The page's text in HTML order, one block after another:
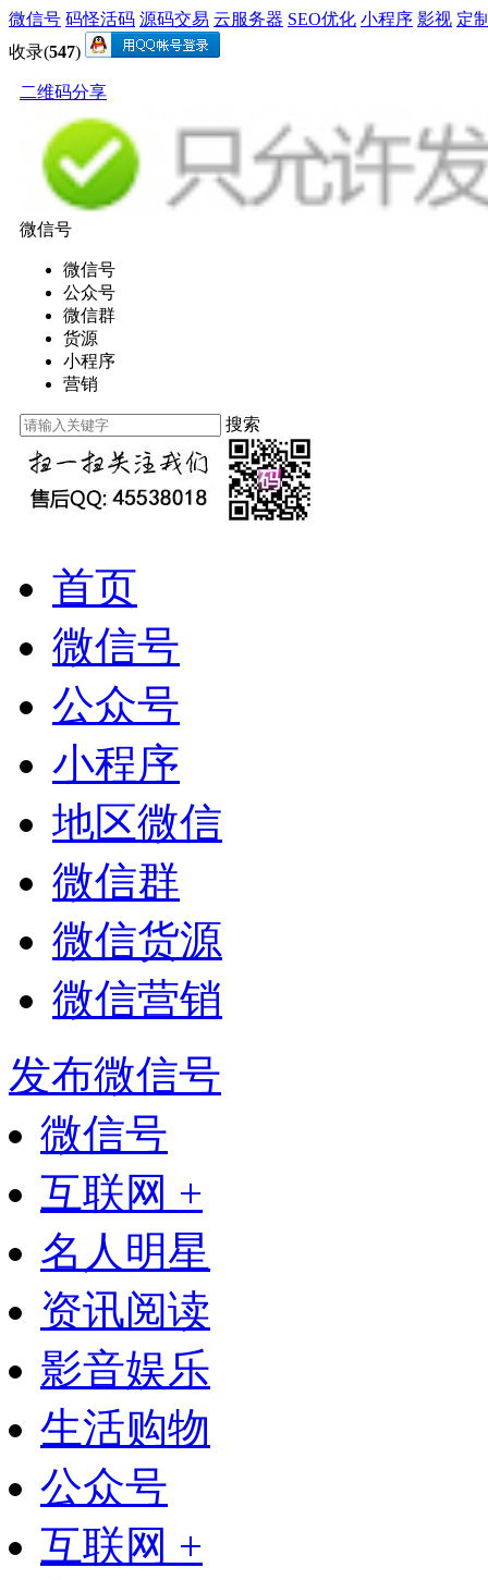
微信号 码怪活码 源码交易 云服务器 SEO优化 小程序 影视 定
收录(547)
二维码分享
微信号
微信号
公众号
微信群
货源
小程序
营销
搜索
首页
微信号
公众号
小程序
地区微信
微信群
微信货源
微信营销
发布微信号
微信号
互联网 +
名人明星
资讯阅读
影音娱乐
生活购物
公众号
互联网 +